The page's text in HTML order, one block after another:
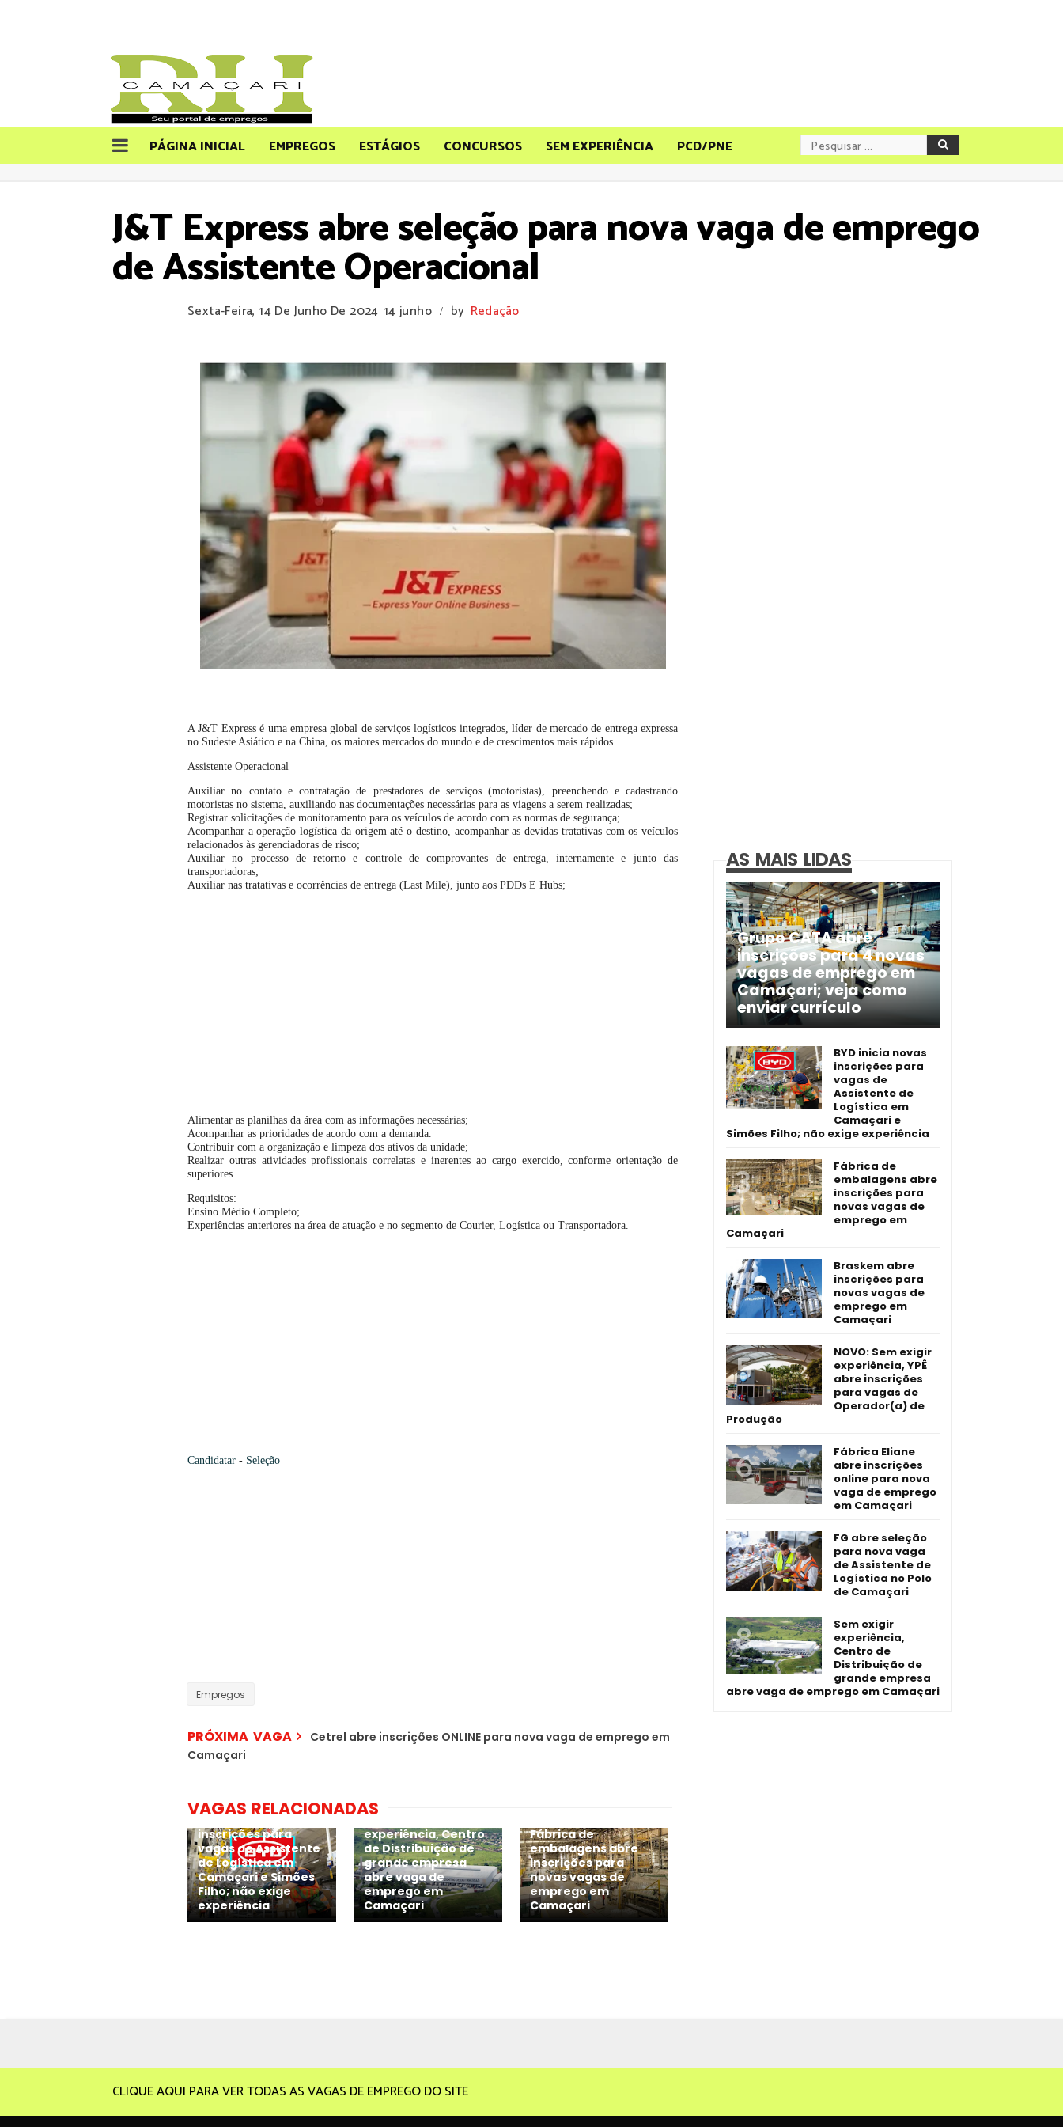
PÁGINA INICIAL EMPREGOS ESTÁGIOS CONCURSOS SEM EXPERIÊNCIA PCD/PNE
J&T Express abre seleção para nova vaga de emprego
de Assistente Operacional
Sexta-Feira, 14 De Junho De 2024 14 junho / by Redação
A J&T Express é uma empresa global de serviços logísticos integrados, líder de mercado de entrega expressa
no Sudeste Asiático e na China, os maiores mercados do mundo e de crescimentos mais rápidos.
Assistente Operacional
Auxiliar no contato e contratação de prestadores de serviços (motoristas), preenchendo e cadastrando
motoristas no sistema, auxiliando nas documentações necessárias para as viagens a serem realizadas;
Registrar solicitações de monitoramento para os veículos de acordo com as normas de segurança;
Acompanhar a operação logística da origem até o destino, acompanhar as devidas tratativas com os veículos
relacionados às gerenciadoras de risco;
Auxiliar no processo de retorno e controle de comprovantes de entrega, internamente e junto das
transportadoras;
Auxiliar nas tratativas e ocorrências de entrega (Last Mile), junto aos PDDs E Hubs;
Alimentar as planilhas da área com as informações necessárias;
Acompanhar as prioridades de acordo com a demanda.
Contribuir com a organização e limpeza dos ativos da unidade;
Realizar outras atividades profissionais correlatas e inerentes ao cargo exercido, conforme orientação de
superiores.
Requisitos:
Ensino Médio Completo;
Experiências anteriores na área de atuação e no segmento de Courier, Logística ou Transportadora.
Candidatar - Seleção
Empregos
PRÓXIMA VAGA
Cetrel abre inscrições ONLINE para nova vaga de emprego em
Camaçari
VAGAS RELACIONADAS
inscrições para
vagas de Assistente
de Logística em
Camaçari e Simões
Filho; não exige
experiência
experiência, Centro
de Distribuição de
grande empresa
abre vaga de
emprego em
Camaçari
Fábrica de
embalagens abre
inscrições para
novas vagas de
emprego em
Camaçari
AS MAIS LIDAS
Grupo CATA abre
inscrições para 4 novas
vagas de emprego em
Camaçari; veja como
enviar currículo
BYD inicia novas
inscrições para
vagas de
Assistente de
Logística em
Camaçari e
Simões Filho; não exige experiência
Fábrica de
embalagens abre
inscrições para
novas vagas de
emprego em
Camaçari
Braskem abre
inscrições para
novas vagas de
emprego em
Camaçari
NOVO: Sem exigir
experiência, YPÊ
abre inscrições
para vagas de
Operador(a) de
Produção
Fábrica Eliane
abre inscrições
online para nova
vaga de emprego
em Camaçari
FG abre seleção
para nova vaga
de Assistente de
Logística no Polo
de Camaçari
Sem exigir
experiência,
Centro de
Distribuição de
grande empresa
abre vaga de emprego em Camaçari
CLIQUE AQUI PARA VER TODAS AS VAGAS DE EMPREGO DO SITE